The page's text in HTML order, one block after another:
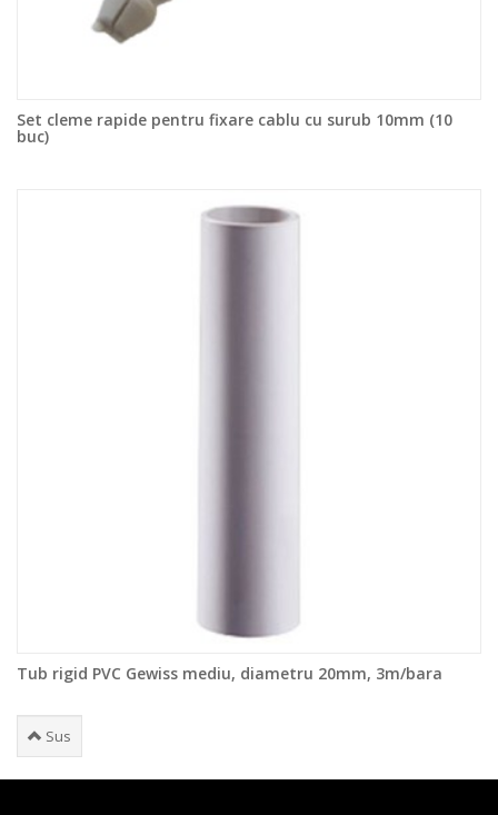
Set cleme rapide pentru fixare cablu cu surub 10mm (10
buc)
Tub rigid PVC Gewiss mediu, diametru 20mm, 3m/bara
Sus